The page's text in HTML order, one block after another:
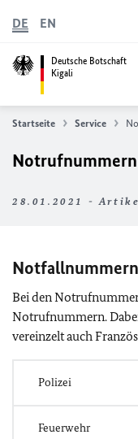
Deutsche Botschaft
Kigali
DE EN
Startseite Service
Notrufnummern
28.01.2021 -
Notfallnummern
Bei den
Notrufnummern.
vereinzelt auch
Polizei
Feuerwehr